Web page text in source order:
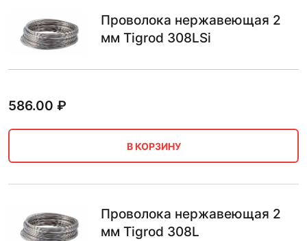
Проволока нержавеющая 2
мм Tigrod 308LSi
586.00 ₽
В КОРЗИНУ
Проволока нержавеющая 2
мм Tigrod 308L